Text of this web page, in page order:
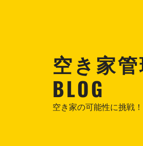
空き家
BLOG
空き家の可能性に挑戦！